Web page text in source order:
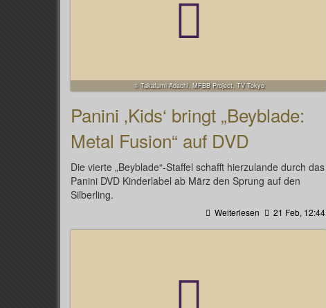
© Takafumi Adachi, MFBB Project, TV Tokyo
Panini ‚Kids‘ bringt „Beyblade:
Metal Fusion“ auf DVD
Die vierte „Beyblade“-Staffel schafft hierzulande durch das
Panini DVD Kinderlabel ab März den Sprung auf den
Silberling.
Weiterlesen 21 Feb, 12:44